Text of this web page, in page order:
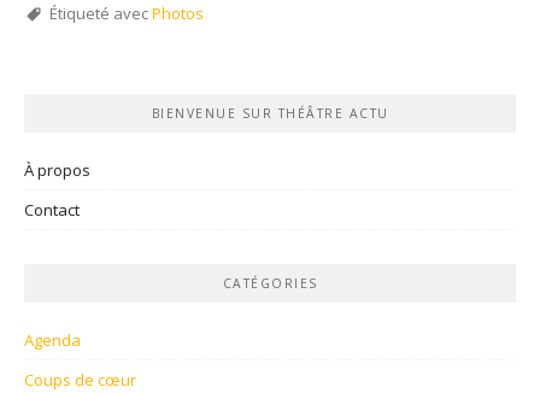
Étiqueté avecPhotos
BIENVENUE SUR THÉÂTRE ACTU
À propos
Contact
CATÉGORIES
Agenda
Coups de cœur